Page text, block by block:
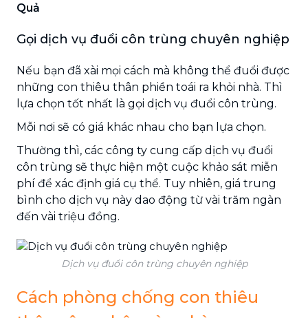
Quả
Gọi dịch vụ đuổi côn trùng chuyên nghiệp
Nếu bạn đã xài mọi cách mà không thể đuổi được
những con thiêu thân phiền toái ra khỏi nhà. Thì
lựa chọn tốt nhất là gọi dịch vụ đuổi côn trùng.
Mỗi nơi sẽ có giá khác nhau cho bạn lựa chọn.
Thường thì, các công ty cung cấp dịch vụ đuổi
côn trùng sẽ thực hiện một cuộc khảo sát miễn
phí để xác định giá cụ thể. Tuy nhiên, giá trung
bình cho dịch vụ này dao động từ vài trăm ngàn
đến vài triệu đồng.
Dịch vụ đuổi côn trùng chuyên nghiệp
Cách phòng chống con thiêu